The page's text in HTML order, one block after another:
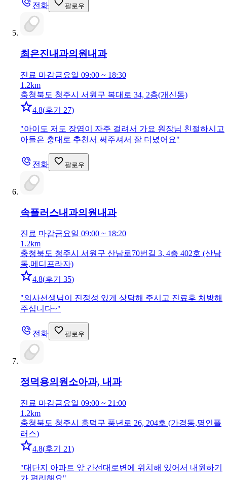
전화 팔로우
최은진내과의원 내과
진료 마감금요일 09:00 ~ 18:30
1.2km
충청북도 청주시 서원구 복대로 34, 2층(개신동)
4.8(후기 27)
"아이도 저도 장염이 자주 걸려서 가요 원장님 친절하시고
아들은 충대로 추천서 써주셔서 잘 더녔어요"
전화 팔로우
속플러스내과의원 내과
진료 마감금요일 09:00 ~ 18:20
1.2km
충청북도 청주시 서원구 산남로70번길 3, 4층 402호 (산남
동,메디프라자)
4.8(후기 35)
"의사선생님이 진정성 있게 상담해 주시고 진료후 처방해
주십니다~"
전화 팔로우
정덕용의원 소아과, 내과
진료 마감금요일 09:00 ~ 21:00
1.2km
충청북도 청주시 흥덕구 풍년로 26, 204호 (가경동,명인플
러스)
4.8(후기 21)
"대단지 아파트 앞 간선대로변에 위치해 있어서 내원하기
가 편리해요"